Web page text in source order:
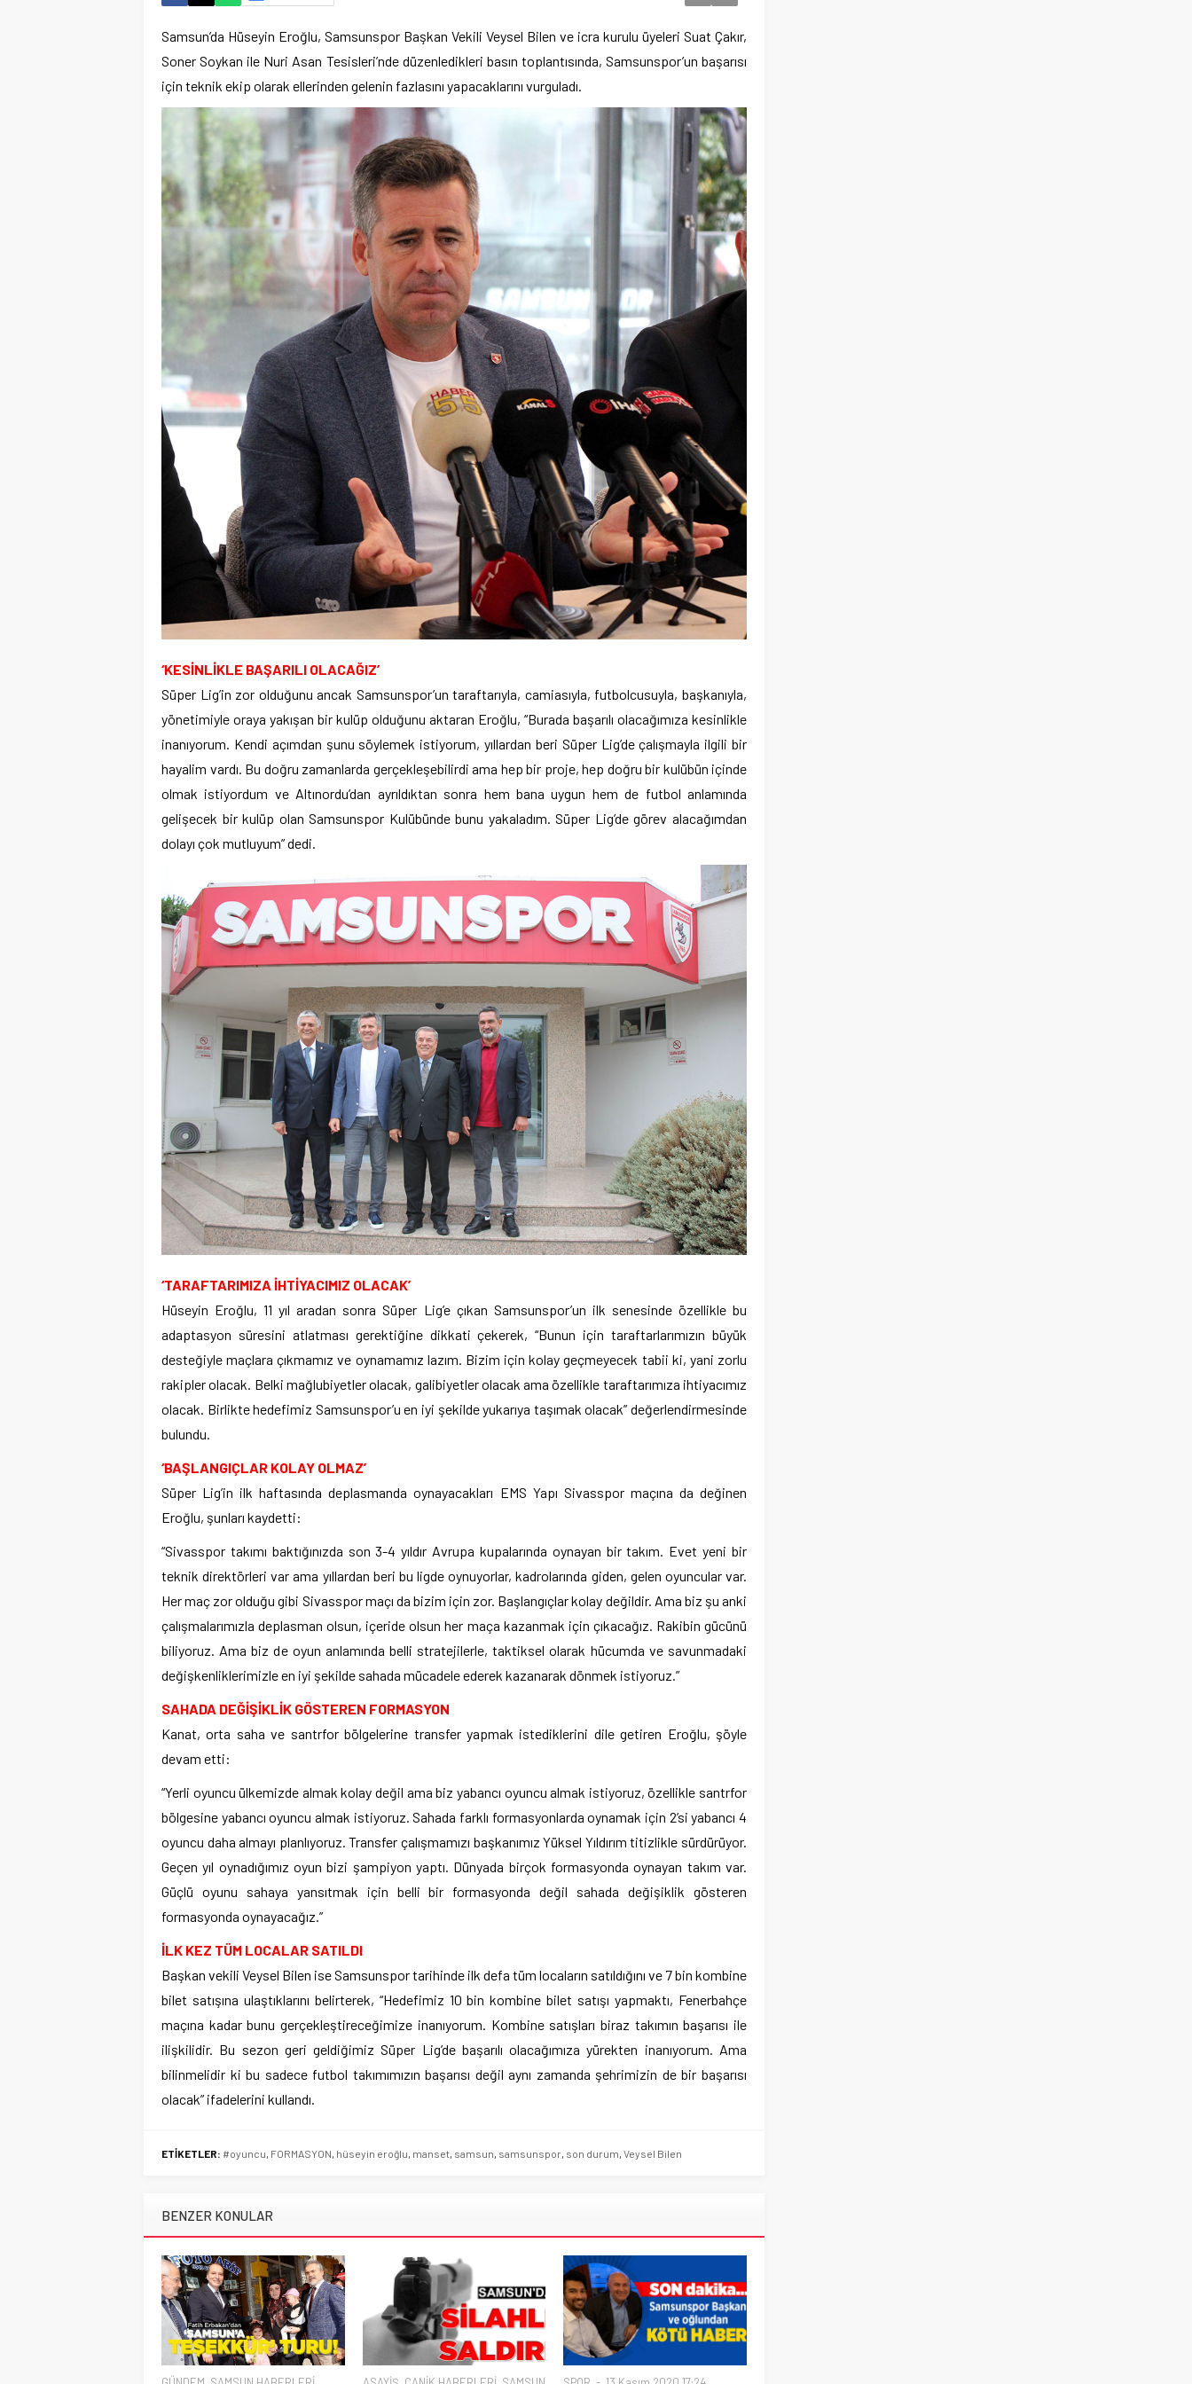
Samsun’da Hüseyin Eroğlu, Samsunspor Başkan Vekili Veysel Bilen ve icra kurulu üyeleri Suat Çakır,
Soner Soykan ile Nuri Asan Tesisleri’nde düzenledikleri basın toplantısında, Samsunspor’un başarısı
için teknik ekip olarak ellerinden gelenin fazlasını yapacaklarını vurguladı.
‘KESİNLİKLE BAŞARILI OLACAĞIZ’
Süper Lig’in zor olduğunu ancak Samsunspor’un taraftarıyla, camiasıyla, futbolcusuyla, başkanıyla,
yönetimiyle oraya yakışan bir kulüp olduğunu aktaran Eroğlu, “Burada başarılı olacağımıza kesinlikle
inanıyorum. Kendi açımdan şunu söylemek istiyorum, yıllardan beri Süper Lig’de çalışmayla ilgili bir
hayalim vardı. Bu doğru zamanlarda gerçekleşebilirdi ama hep bir proje, hep doğru bir kulübün içinde
olmak istiyordum ve Altınordu’dan ayrıldıktan sonra hem bana uygun hem de futbol anlamında
gelişecek bir kulüp olan Samsunspor Kulübünde bunu yakaladım. Süper Lig’de görev alacağımdan
dolayı çok mutluyum” dedi.
‘TARAFTARIMIZA İHTİYACIMIZ OLACAK’
Hüseyin Eroğlu, 11 yıl aradan sonra Süper Lig’e çıkan Samsunspor’un ilk senesinde özellikle bu
adaptasyon süresini atlatması gerektiğine dikkati çekerek, “Bunun için taraftarlarımızın büyük
desteğiyle maçlara çıkmamız ve oynamamız lazım. Bizim için kolay geçmeyecek tabii ki, yani zorlu
rakipler olacak. Belki mağlubiyetler olacak, galibiyetler olacak ama özellikle taraftarımıza ihtiyacımız
olacak. Birlikte hedefimiz Samsunspor’u en iyi şekilde yukarıya taşımak olacak” değerlendirmesinde
bulundu.
‘BAŞLANGIÇLAR KOLAY OLMAZ’
Süper Lig’in ilk haftasında deplasmanda oynayacakları EMS Yapı Sivasspor maçına da değinen
Eroğlu, şunları kaydetti:
“Sivasspor takımı baktığınızda son 3-4 yıldır Avrupa kupalarında oynayan bir takım. Evet yeni bir
teknik direktörleri var ama yıllardan beri bu ligde oynuyorlar, kadrolarında giden, gelen oyuncular var.
Her maç zor olduğu gibi Sivasspor maçı da bizim için zor. Başlangıçlar kolay değildir. Ama biz şu anki
çalışmalarımızla deplasman olsun, içeride olsun her maça kazanmak için çıkacağız. Rakibin gücünü
biliyoruz. Ama biz de oyun anlamında belli stratejilerle, taktiksel olarak hücumda ve savunmadaki
değişkenliklerimizle en iyi şekilde sahada mücadele ederek kazanarak dönmek istiyoruz.”
SAHADA DEĞİŞİKLİK GÖSTEREN FORMASYON
Kanat, orta saha ve santrfor bölgelerine transfer yapmak istediklerini dile getiren Eroğlu, şöyle
devam etti:
“Yerli oyuncu ülkemizde almak kolay değil ama biz yabancı oyuncu almak istiyoruz, özellikle santrfor
bölgesine yabancı oyuncu almak istiyoruz. Sahada farklı formasyonlarda oynamak için 2’si yabancı 4
oyuncu daha almayı planlıyoruz. Transfer çalışmamızı başkanımız Yüksel Yıldırım titizlikle sürdürüyor.
Geçen yıl oynadığımız oyun bizi şampiyon yaptı. Dünyada birçok formasyonda oynayan takım var.
Güçlü oyunu sahaya yansıtmak için belli bir formasyonda değil sahada değişiklik gösteren
formasyonda oynayacağız.”
İLK KEZ TÜM LOCALAR SATILDI
Başkan vekili Veysel Bilen ise Samsunspor tarihinde ilk defa tüm locaların satıldığını ve 7 bin kombine
bilet satışına ulaştıklarını belirterek, “Hedefimiz 10 bin kombine bilet satışı yapmaktı, Fenerbahçe
maçına kadar bunu gerçekleştireceğimize inanıyorum. Kombine satışları biraz takımın başarısı ile
ilişkilidir. Bu sezon geri geldiğimiz Süper Lig’de başarılı olacağımıza yürekten inanıyorum. Ama
bilinmelidir ki bu sadece futbol takımımızın başarısı değil aynı zamanda şehrimizin de bir başarısı
olacak” ifadelerini kullandı.
ETİKETLER: #oyuncu, FORMASYON, hüseyin eroğlu, manset, samsun, samsunspor, son durum, Veysel Bilen
BENZER KONULAR